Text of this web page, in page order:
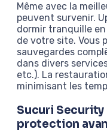
Même avec la
peuvent survenir.
dormir tranquille
de votre site. Vous
sauvegardes
dans divers
etc.). La
minimisant les
Sucuri
protection